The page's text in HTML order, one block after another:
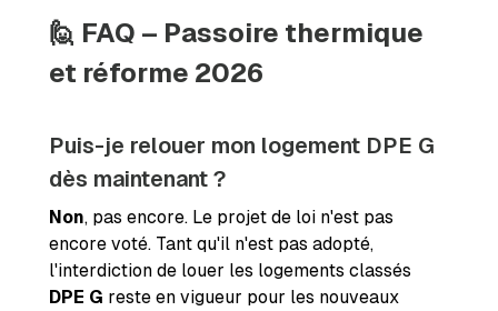
🙋 FAQ – Passoire thermique
et réforme 2026
Puis-je relouer mon logement DPE G
dès maintenant ?
Non, pas encore. Le projet de loi n'est pas
encore voté. Tant qu'il n'est pas adopté,
l'interdiction de louer les logements classés
DPE G reste en vigueur pour les nouveaux